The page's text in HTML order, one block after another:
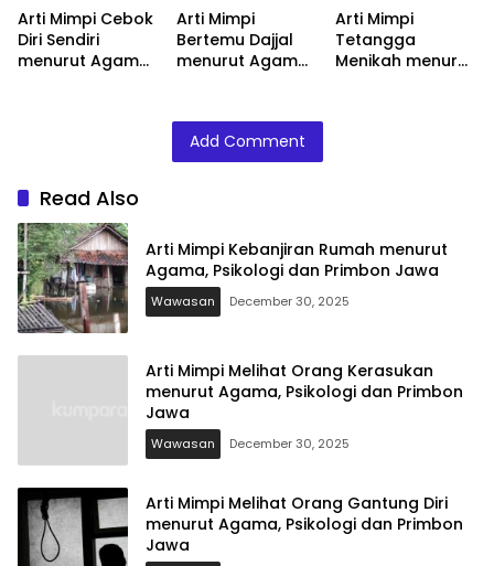
Arti Mimpi Cebok
Diri Sendiri
menurut Agama,
Arti Mimpi
Bertemu Dajjal
menurut Agama,
Arti Mimpi
Tetangga
Menikah menurut
Add Comment
Read Also
Arti Mimpi Kebanjiran Rumah menurut
Agama, Psikologi dan Primbon Jawa
Wawasan December 30, 2025
Arti Mimpi Melihat Orang Kerasukan
menurut Agama, Psikologi dan Primbon
Jawa
Wawasan December 30, 2025
Arti Mimpi Melihat Orang Gantung Diri
menurut Agama, Psikologi dan Primbon
Jawa